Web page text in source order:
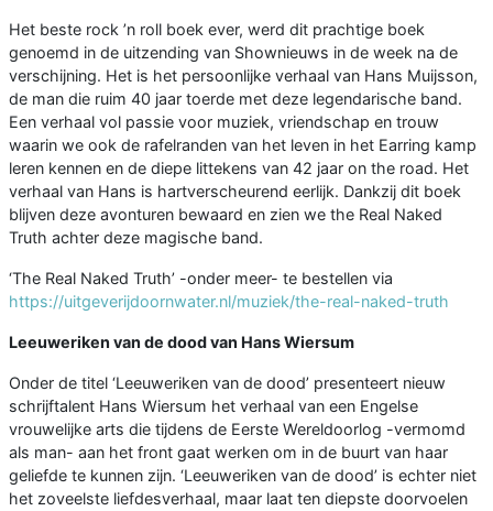
Het beste rock ’n roll boek ever, werd dit prachtige boek
genoemd in de uitzending van Shownieuws in de week na de
verschijning. Het is het persoonlijke verhaal van Hans Muijsson,
de man die ruim 40 jaar toerde met deze legendarische band.
Een verhaal vol passie voor muziek, vriendschap en trouw
waarin we ook de rafelranden van het leven in het Earring kamp
leren kennen en de diepe littekens van 42 jaar on the road. Het
verhaal van Hans is hartverscheurend eerlijk. Dankzij dit boek
blijven deze avonturen bewaard en zien we the Real Naked
Truth achter deze magische band.
‘The Real Naked Truth’ -onder meer- te bestellen via
https://uitgeverijdoornwater.nl/muziek/the-real-naked-truth
Leeuweriken van de dood van Hans Wiersum
Onder de titel ‘Leeuweriken van de dood’ presenteert nieuw
schrijftalent Hans Wiersum het verhaal van een Engelse
vrouwelijke arts die tijdens de Eerste Wereldoorlog -vermomd
als man- aan het front gaat werken om in de buurt van haar
geliefde te kunnen zijn. ‘Leeuweriken van de dood’ is echter niet
het zoveelste liefdesverhaal, maar laat ten diepste doorvoelen